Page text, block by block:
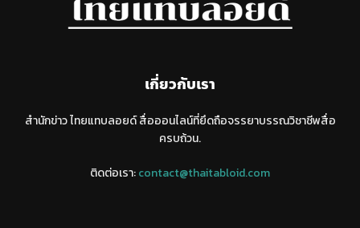
เกี่ยวกับเรา
สำนักข่าว ไทยแทบลอยด์ สื่อออนไลน์ที่ยึดถือจรรยาบรรณวิชาชีพสื่อ
ครบถ้วน.
ติดต่อเรา:contact@thaitabloid.com